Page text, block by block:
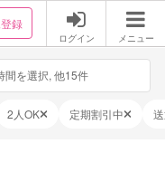
録
ログイン メニュー
間を選択, 他15件
2人OK 定期割引中